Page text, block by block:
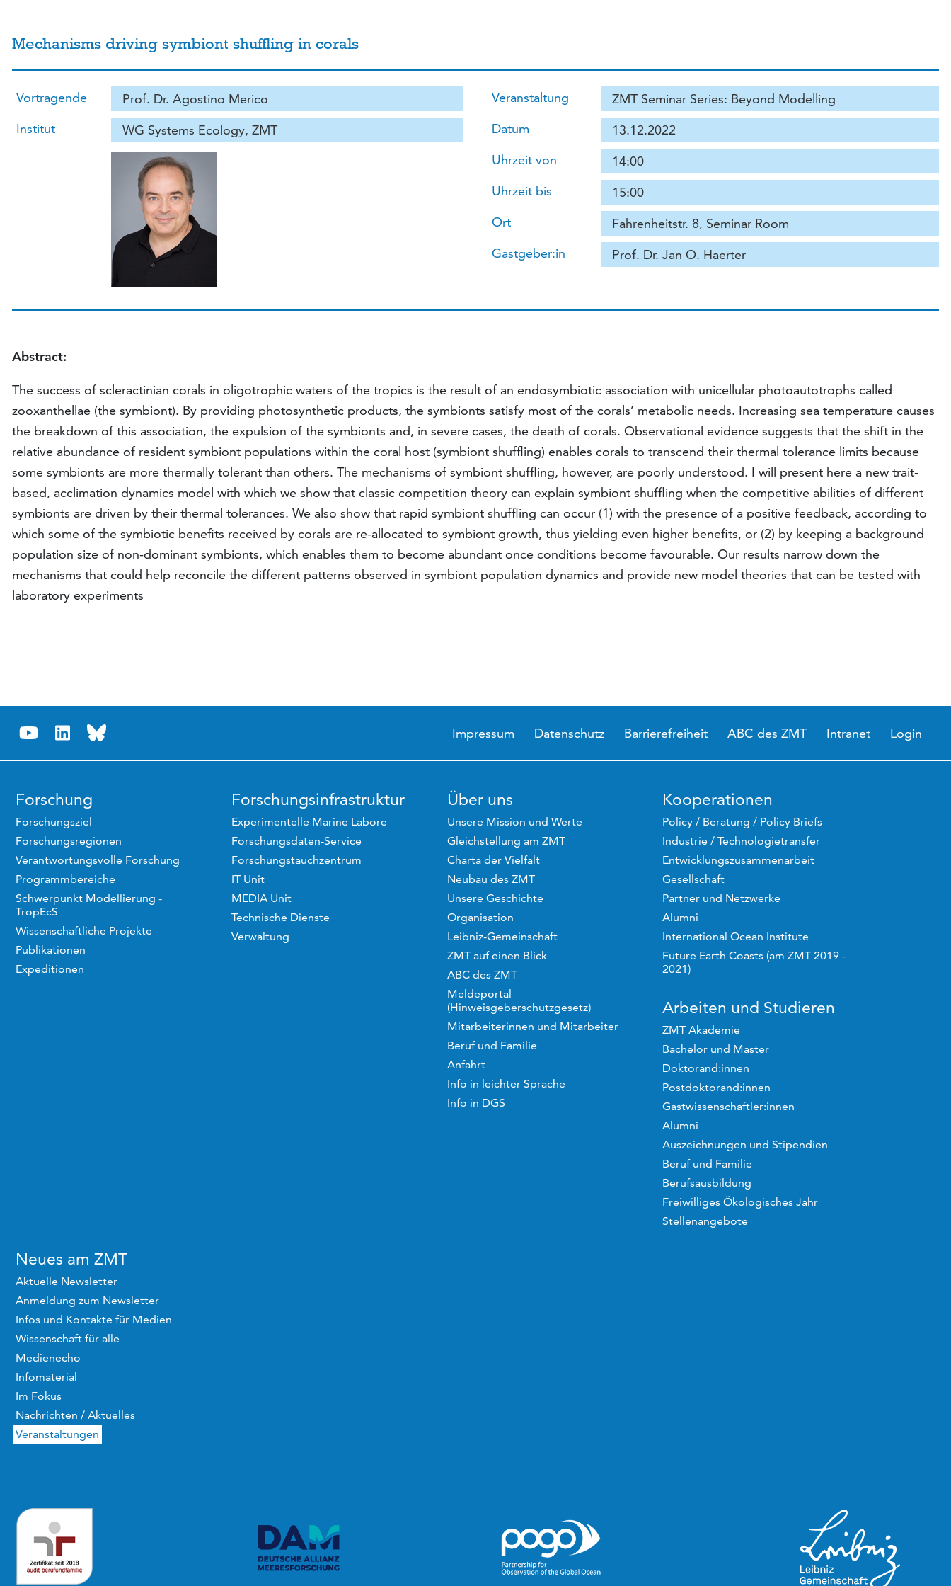
Mechanisms driving symbiont shuffling in corals
Vortragende
Prof. Dr. Agostino Merico
Institut
WG Systems Ecology, ZMT
Veranstaltung
ZMT Seminar Series: Beyond Modelling
Datum
13.12.2022
Uhrzeit von
14:00
Uhrzeit bis
15:00
Ort
Fahrenheitstr. 8, Seminar Room
Gastgeber:in
Prof. Dr. Jan O. Haerter
Abstract:
The success of scleractinian corals in oligotrophic waters of the tropics is the result of an endosymbiotic association with unicellular photoautotrophs called
zooxanthellae (the symbiont). By providing photosynthetic products, the symbionts satisfy most of the corals’ metabolic needs. Increasing sea temperature causes
the breakdown of this association, the expulsion of the symbionts and, in severe cases, the death of corals. Observational evidence suggests that the shift in the
relative abundance of resident symbiont populations within the coral host (symbiont shuffling) enables corals to transcend their thermal tolerance limits because
some symbionts are more thermally tolerant than others. The mechanisms of symbiont shuffling, however, are poorly understood. I will present here a new trait-
based, acclimation dynamics model with which we show that classic competition theory can explain symbiont shuffling when the competitive abilities of different
symbionts are driven by their thermal tolerances. We also show that rapid symbiont shuffling can occur (1) with the presence of a positive feedback, according to
which some of the symbiotic benefits received by corals are re-allocated to symbiont growth, thus yielding even higher benefits, or (2) by keeping a background
population size of non-dominant symbionts, which enables them to become abundant once conditions become favourable. Our results narrow down the
mechanisms that could help reconcile the different patterns observed in symbiont population dynamics and provide new model theories that can be tested with
laboratory experiments
Impressum Datenschutz Barrierefreiheit ABC des ZMT Intranet Login
Forschung
Forschungsziel
Forschungsregionen
Verantwortungsvolle Forschung
Programmbereiche
Schwerpunkt Modellierung -
TropEcS
Wissenschaftliche Projekte
Publikationen
Expeditionen
Forschungsinfrastruktur
Experimentelle Marine Labore
Forschungsdaten-Service
Forschungstauchzentrum
IT Unit
MEDIA Unit
Technische Dienste
Verwaltung
Über uns
Unsere Mission und Werte
Gleichstellung am ZMT
Charta der Vielfalt
Neubau des ZMT
Unsere Geschichte
Organisation
Leibniz-Gemeinschaft
ZMT auf einen Blick
ABC des ZMT
Meldeportal
(Hinweisgeberschutzgesetz)
Mitarbeiterinnen und Mitarbeiter
Beruf und Familie
Anfahrt
Info in leichter Sprache
Info in DGS
Kooperationen
Policy / Beratung / Policy Briefs
Industrie / Technologietransfer
Entwicklungszusammenarbeit
Gesellschaft
Partner und Netzwerke
Alumni
International Ocean Institute
Future Earth Coasts (am ZMT 2019 -
2021)
Arbeiten und Studieren
ZMT Akademie
Bachelor und Master
Doktorand:innen
Postdoktorand:innen
Gastwissenschaftler:innen
Alumni
Auszeichnungen und Stipendien
Beruf und Familie
Berufsausbildung
Freiwilliges Ökologisches Jahr
Stellenangebote
Neues am ZMT
Aktuelle Newsletter
Anmeldung zum Newsletter
Infos und Kontakte für Medien
Wissenschaft für alle
Medienecho
Infomaterial
Im Fokus
Nachrichten / Aktuelles
Veranstaltungen